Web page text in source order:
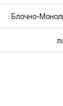
Блочно-